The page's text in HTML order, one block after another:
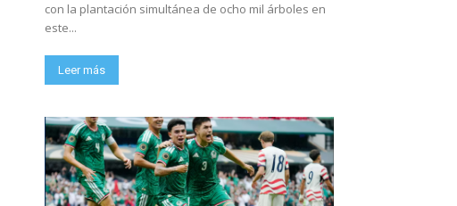
con la plantación simultánea de ocho mil árboles en
este...
Leer más